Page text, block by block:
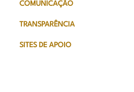
COMUNICAÇÃO
TRANSPARÊNCIA
SITES DE APOIO